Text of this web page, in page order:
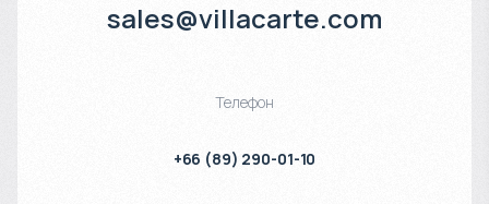
sales@villacarte.com
Телефон
+66 (89) 290-01-10